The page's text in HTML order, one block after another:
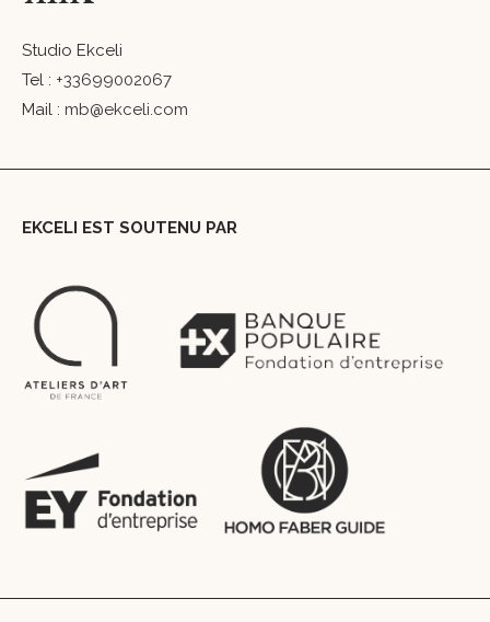
Studio Ekceli
Tel : +33699002067
Mail : mb@ekceli.com
EKCELI EST SOUTENU PAR